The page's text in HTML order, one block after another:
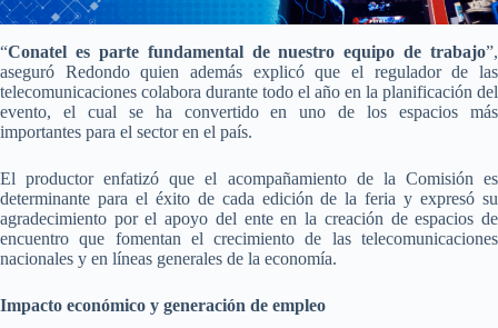
“Conatel es parte fundamental de nuestro equipo de trabajo”,
aseguró Redondo quien además explicó que el regulador de las
telecomunicaciones colabora durante todo el año en la planificación del
evento, el cual se ha convertido en uno de los espacios más
importantes para el sector en el país.
El productor enfatizó que el acompañamiento de la Comisión es
determinante para el éxito de cada edición de la feria y expresó su
agradecimiento por el apoyo del ente en la creación de espacios de
encuentro que fomentan el crecimiento de las telecomunicaciones
nacionales y en líneas generales de la economía.
Impacto económico y generación de empleo